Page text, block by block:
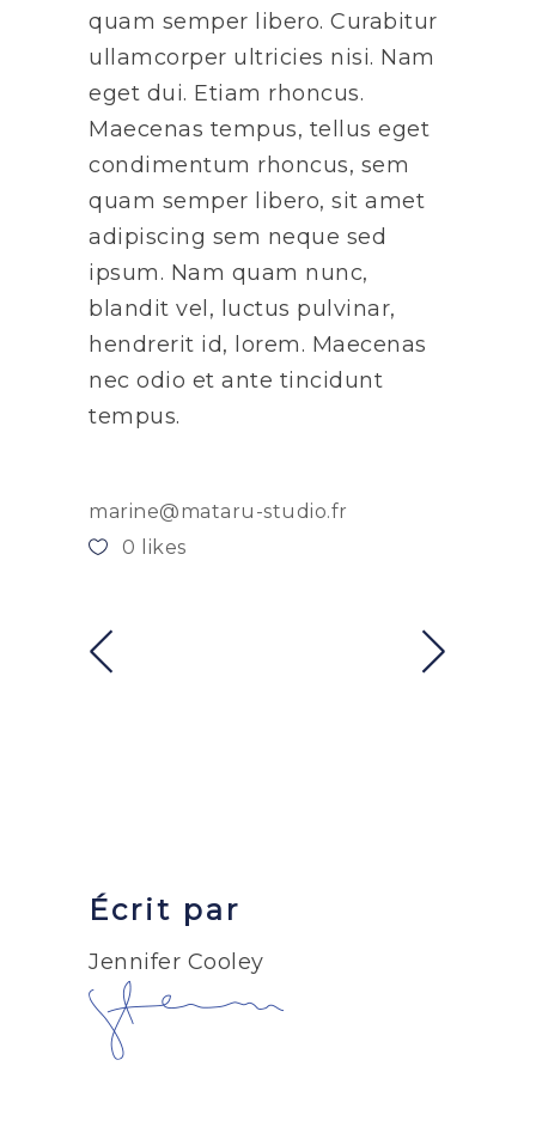
quam semper libero. Curabitur
ullamcorper ultricies nisi. Nam
eget dui. Etiam rhoncus.
Maecenas tempus, tellus eget
condimentum rhoncus, sem
quam semper libero, sit amet
adipiscing sem neque sed
ipsum. Nam quam nunc,
blandit vel, luctus pulvinar,
hendrerit id, lorem. Maecenas
nec odio et ante tincidunt
tempus.
marine@mataru-studio.fr
0
likes
Écrit par
Jennifer Cooley